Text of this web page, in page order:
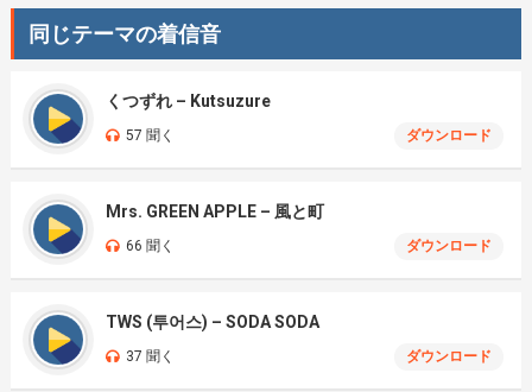
同じテーマの着信音
くつずれ – Kutsuzure
57 聞く ダウンロード
Mrs. GREEN APPLE – 風と町
66 聞く ダウンロード
TWS (투어스) – SODA SODA
37 聞く ダウンロード